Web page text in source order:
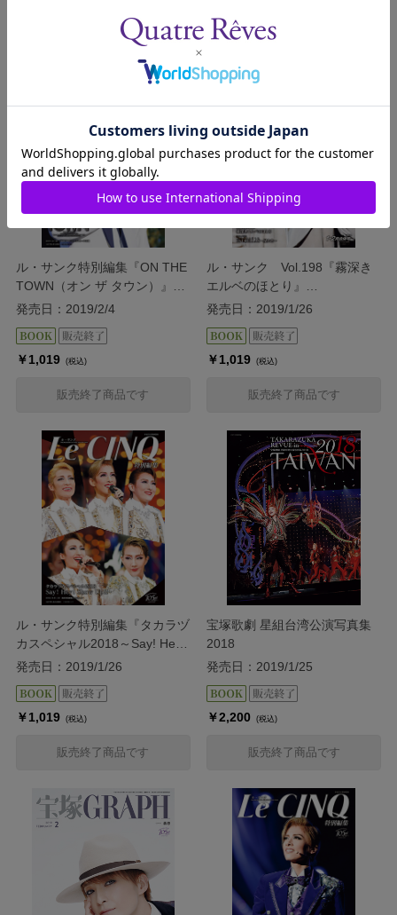
販売終了商品です 販売終了商品です
ル・サンク特別編集『ON THE
TOWN（オン ザ タウン）』＜
月組＞
発売日：2019/2/4
￥1,019 (税込)
販売終了商品です
ル・サンク Vol.198『霧深き
エルベのほとり』
『ESTRELLAS（エストレージ
発売日：2019/1/26
￥1,019 (税込)
販売終了商品です
ル・サンク特別編集『タカラヅ
カスペシャル2018～Say! Hey!
Show Up!!～』
発売日：2019/1/26
￥1,019 (税込)
販売終了商品です
宝塚歌劇 星組台湾公演写真集
2018
発売日：2019/1/25
￥2,200 (税込)
販売終了商品です